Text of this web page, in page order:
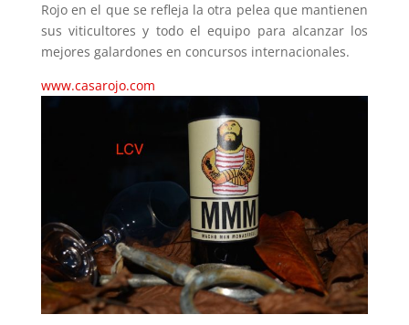
Rojo en el que se refleja la otra pelea que mantienen
sus viticultores y todo el equipo para alcanzar los
mejores galardones en concursos internacionales.
www.casarojo.com